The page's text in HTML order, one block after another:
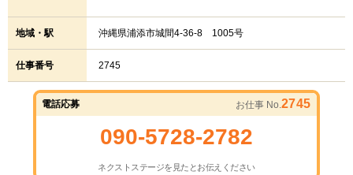
地域・駅 沖縄県浦添市城間4-36-8 1005号
仕事番号 2745
電話応募 お仕事 No.2745
090-5728-2782
ネクストステージを見たとお伝えください